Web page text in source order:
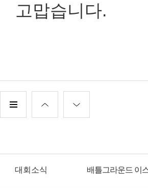
고맙습니다.
대회소식 배틀그라운드 이